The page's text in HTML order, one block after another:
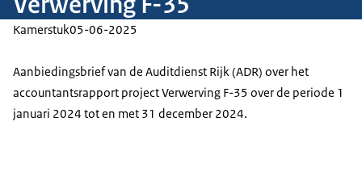
Kamerstuk05-06-2025
Aanbiedingsbrief van de Auditdienst Rijk (ADR) over het
accountantsrapport project Verwerving F-35 over de periode 1
januari 2024 tot en met 31 december 2024.